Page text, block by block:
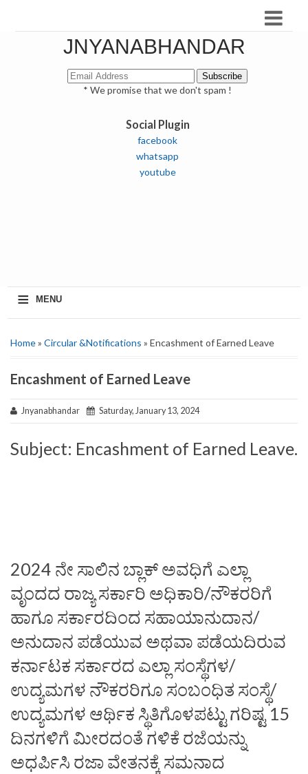
JNYANABHANDAR
* We promise that we don't spam !
Social Plugin
facebook
whatsapp
youtube
≡ MENU
Home» Circular &Notifications » Encashment of Earned Leave
Encashment of Earned Leave
Jnyanabhandar Saturday, January 13, 2024
Subject: Encashment of Earned Leave.
2024 ನೇ ಸಾಲಿನ ಬ್ಲಾಕ್ ಅವಧಿಗೆ ಎಲ್ಲಾ
ವೃಂದದ ರಾಜ್ಯ ಸರ್ಕಾರಿ ಅಧಿಕಾರಿ/ನೌಕರರಿಗೆ
ಹಾಗೂ ಸರ್ಕಾರದಿಂದ ಸಹಾಯಾನುದಾನ/
ಅನುದಾನ ಪಡೆಯುವ ಅಥವಾ ಪಡೆಯದಿರುವ
ಕರ್ನಾಟಕ ಸರ್ಕಾರದ ಎಲ್ಲಾ ಸಂಸ್ಥೆಗಳ/
ಉದ್ಯಮಗಳ ನೌಕರರಿಗೂ ಸಂಬಂಧಿತ ಸಂಸ್ಥೆ/
ಉದ್ಯಮಗಳ ಆರ್ಥಿಕ ಸ್ಥಿತಿಗೊಳಪಟ್ಟು ಗರಿಷ್ಟ 15
ದಿನಗಳಿಗೆ ಮೀರದಂತೆ ಗಳಿಕೆ ರಜೆಯನ್ನು
ಅಧರ್ಪಿಸಿ ರಜಾ ವೇತನಕ್ಕೆ ಸಮನಾದ